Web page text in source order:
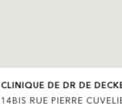
CLINIQUE DE DR DE
14BIS RUE PIERRE